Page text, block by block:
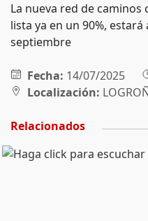
La nueva red de
lista ya en un 90%,
septiembre
Fecha: 14/07/2025
Localización:
Relacionados